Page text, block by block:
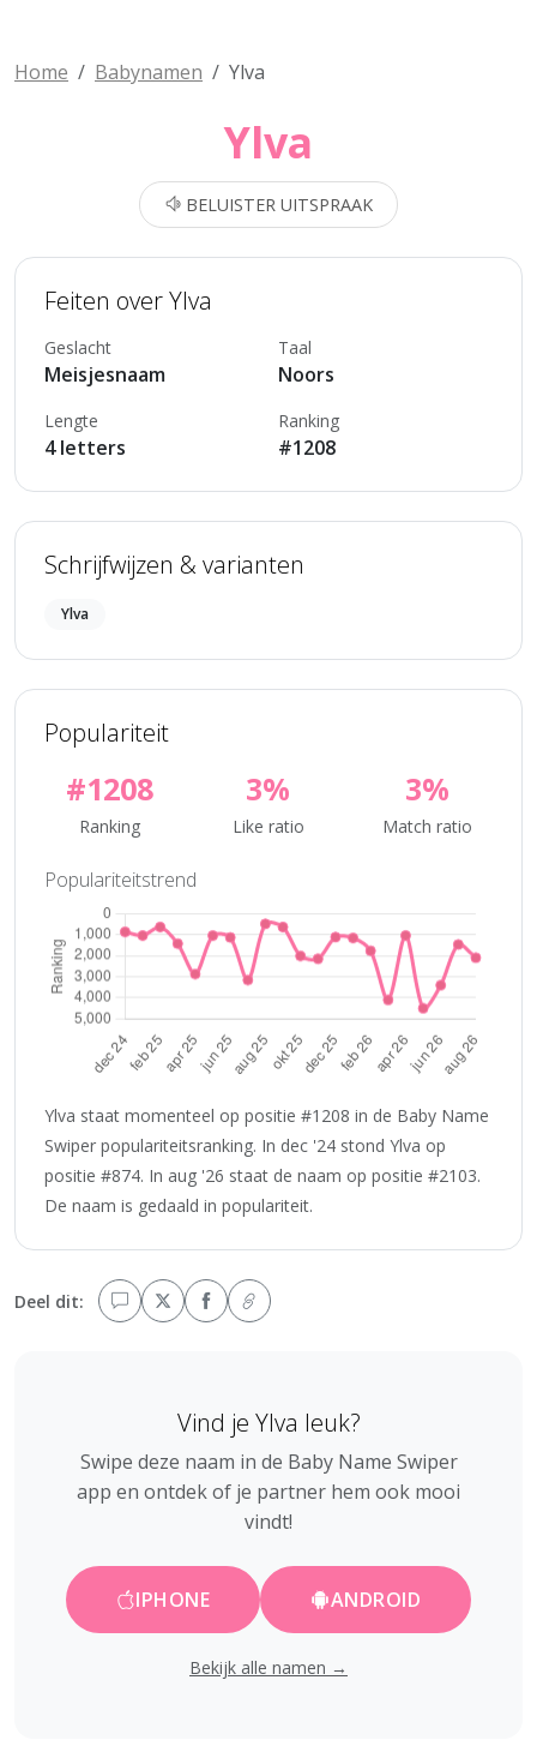
Home Babynamen Ylva
Ylva
BELUISTER UITSPRAAK
Feiten over Ylva
Geslacht
Meisjesnaam
Taal
Noors
Lengte
4 letters
Ranking
#1208
Schrijfwijzen & varianten
Ylva
Populariteit
#1208
Ranking
3%
Like ratio
3%
Match ratio
Populariteitstrend
Ylva staat momenteel op positie #1208 in de Baby Name
Swiper populariteitsranking. In dec '24 stond Ylva op
positie #874. In aug '26 staat de naam op positie #2103.
De naam is gedaald in populariteit.
Deel dit:
Vind je Ylva leuk?
Swipe deze naam in de Baby Name Swiper
app en ontdek of je partner hem ook mooi
vindt!
IPHONE ANDROID
Bekijk alle namen →